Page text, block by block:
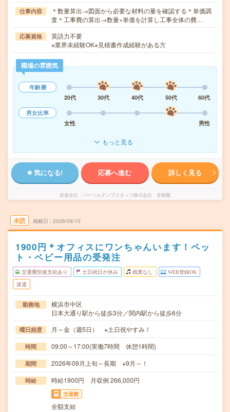
仕事内容
＊数量算出→図面から必要な材料の量を確認する＊単価調
査＊工事費の算出→数量×単価を計算し工事全体の費…
応募資格
英語力不要
※業界未経験OK※見積書作成経験がある方
職場の雰囲気
年齢層
20代
30代 40代 50代
60代
男女比率
女性
男性
もっと見る
気になる! 応募へ進む 詳しく見る
派遣会社 パーソルテンプスタッフ株式会社 首都圏
未読 掲載日 2026/08/10
1900円＊オフィスにワンちゃんいます！ペッ
ト・ベビー用品の受発注
交通費別途支給あり 土日祝日が休み 残業なし WEB登録OK
派遣
勤務地
横浜市中区
日本大通り駅から徒歩3分／関内駅から徒歩6分
曜日頻度 月～金（週5日） ※土日祝やすみ！
時間 09:00～17:00(実働7時間 休憩1時間)
期間 2026年09月上旬～長期 ※9月～！
時給 時給1900円 月収例 266,000円
交通費
全額支給